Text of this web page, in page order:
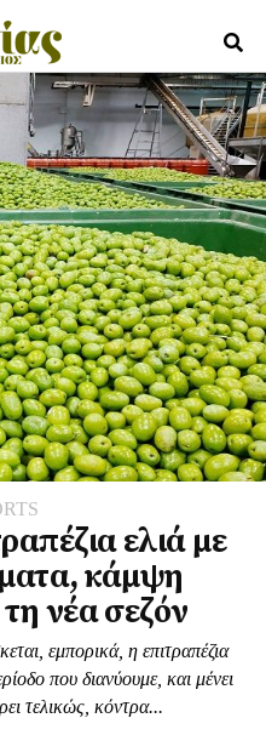
ελιά με
κάμψη
νέα σεζόν
εμπορικά, η επιτραπέζια
που διανύουμε, και μένει
τελικώς, κόντρα...